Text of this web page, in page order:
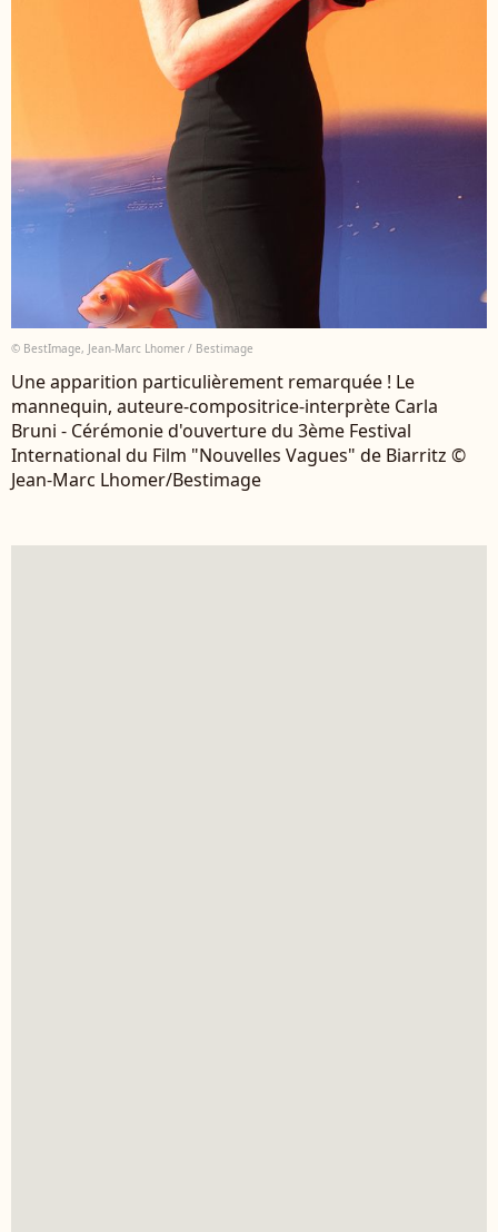
© BestImage, Jean-Marc Lhomer / Bestimage
Une apparition particulièrement remarquée ! Le
mannequin, auteure-compositrice-interprète Carla
Bruni - Cérémonie d'ouverture du 3ème Festival
International du Film "Nouvelles Vagues" de Biarritz ©
Jean-Marc Lhomer/Bestimage